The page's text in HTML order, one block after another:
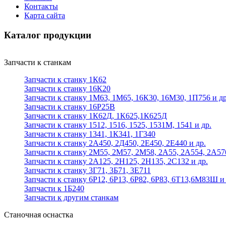
Контакты
Карта сайта
Каталог продукции
Запчасти к станкам
Запчасти к станку 1К62
Запчасти к станку 16К20
Запчасти к станку 1М63, 1М65, 16К30, 16М30, 1П756 и
Запчасти к станку 16Р25В
Запчасти к станку 1К62Д, 1К625,1К625Д
Запчасти к станку 1512, 1516, 1525, 1531М, 1541 и др.
Запчасти к станку 1341, 1К341, 1Г340
Запчасти к станку 2А450, 2Д450, 2Е450, 2Е440 и др.
Запчасти к станку 2М55, 2М57, 2М58, 2А55, 2А554,
Запчасти к станку 2А125, 2Н125, 2Н135, 2С132 и др.
Запчасти к станку 3Г71, 3Б71, 3Е711
Запчасти к станку 6Р12, 6Р13, 6Р82, 6Р83, 6Т13,6М83Ш и
Запчасти к 1Б240
Запчасти к другим станкам
Станочная оснастка